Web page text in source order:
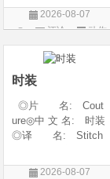
&amp;middot;绝密任
务◎年 代: 202
大陆◎类 别:
动作 / 战争 / 犯
2026-08-07
评论
动作
片
时装
◎片 名: Cout
ure◎中 文 名: 时装
◎译 名: Stitch
(台)◎年 代: 20
2026-08-07